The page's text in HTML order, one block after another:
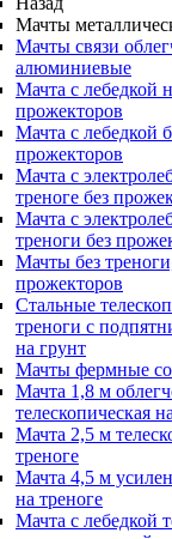
Мачты
Мачты связи
алюминиевые
Мачта с лебедкой
прожекторов
Мачта с лебедкой
прожекторов
Мачта с
треноге без
Мачта с
треноги без
Мачты без
прожекторов
Стальные
треноги с
на грунт
Мачты фермные
Мачта 1,8 м
телескопическая
Мачта 2,5 м
треноге
Мачта 4,5 м
на треноге
Мачта с лебедкой